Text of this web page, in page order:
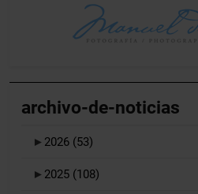
archivo-de-noticias
► 2026 (53)
► 2025 (108)